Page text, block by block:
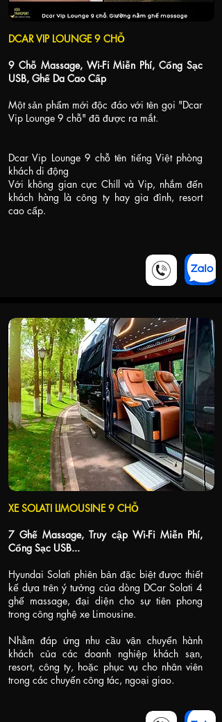
DCAR VIP LOUNGE 9 CHỖ
9 Chỗ Massage, Wi-Fi Miễn Phí, Cổng Sạc
USB, Ghế Da Cao Cấp
Một sản phẩm mới độc đáo với tên gọi "Dcar
Vip Lounge 9 chỗ" đã được ra mắt.
Dcar Vip Lounge 9 chỗ tên tiếng Việt phòng
khách di động
Với không gian cực Chill và Vip, nhắm đến
khách hàng là công ty hay gia đình, resort
cao cấp.
XE SOLATI LIMOUSINE 9 CHỖ
7 Ghế Massage, Truy cập Wi-Fi Miễn Phí,
Cổng Sạc USB...
Hyundai Solati phiên bản đặc biệt được thiết
kế dựa trên ý tưởng của dòng DCar Solati 4
ghế massage, đại diện cho sự tiên phong
trong công nghệ xe Limousine.
Nhằm đáp ứng nhu cầu vận chuyển hành
khách của các doanh nghiệp khách sạn,
resort, công ty, hoặc phục vụ cho nhân viên
trong các chuyến công tác, ngoại giao.